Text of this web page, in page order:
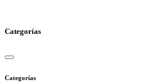
Categorías
Categorías